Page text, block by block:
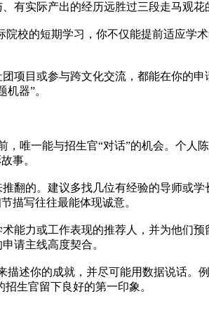
有实际产出的经历远胜过三段走马观花
院校的短期学习，你不仅能提前适应
项目或参与跨文化交流，都能在你的
器”。
唯一能与招生官“对话”的机会。个人
事。
翻的。建议多找几位有经验的导师或
描写往往最能体现诚意。
能力或工作表现的推荐人，并为他们
请主线高度契合。
述你的成就，并尽可能用数据说话。
生官留下良好的第一印象。